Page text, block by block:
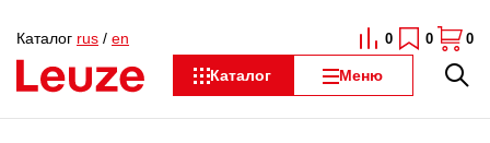
Каталог Меню
Каталог rus / en 0 0 0